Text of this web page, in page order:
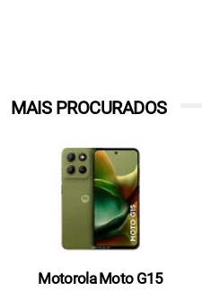
MAIS PROCURADOS
Motorola Moto G15